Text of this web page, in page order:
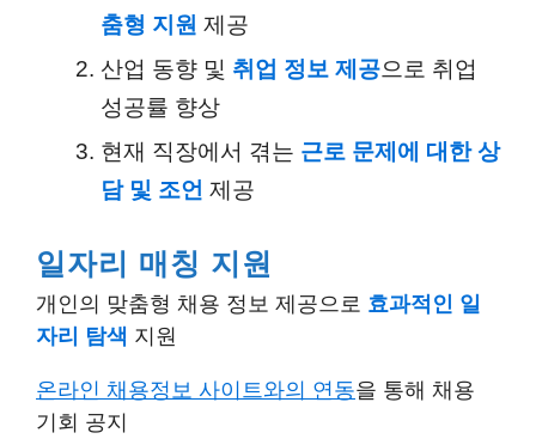
춤형 지원 제공
산업 동향 및 취업 정보 제공으로 취업
성공률 향상
현재 직장에서 겪는 근로 문제에 대한 상
담 및 조언 제공
일자리 매칭 지원
개인의 맞춤형 채용 정보 제공으로 효과적인 일
자리 탐색 지원
온라인 채용정보 사이트와의 연동을 통해 채용
기회 공지